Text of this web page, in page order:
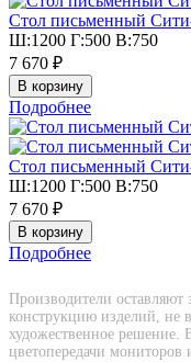
Стол письменный
Ш:1200 Г:500 В:750
7 670 ₽
Подробнее
Стол письменный
Ш:1200 Г:500 В:750
7 670 ₽
Подробнее
Производители оставляют
конструкцию изделий, не
художественное решение.
цветопередачи